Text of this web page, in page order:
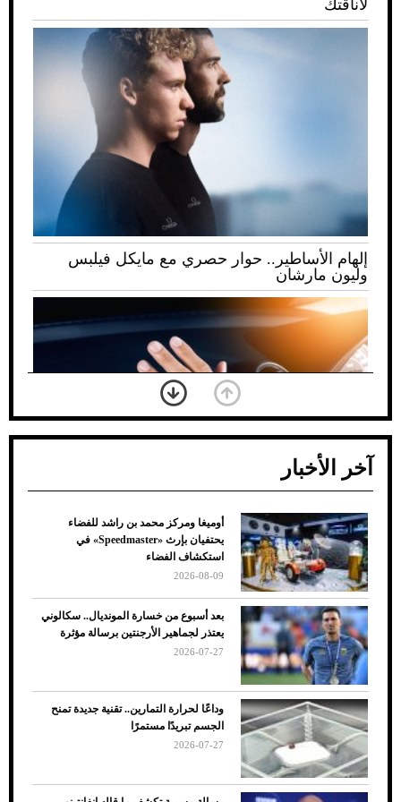
لأناقتك
إلهام الأساطير.. حوار حصري مع مايكل فيلبس
وليون مارشان
ضعف تبريد مكيف السيارة عند الوقوف.. أشهر
الأسباب والحلول
7 نصائح لاختيار لون البنطلون المناسب للقميص
آخر الأخبار
أوميغا ومركز محمد بن راشد للفضاء
يحتفيان بإرث «Speedmaster» في
استكشاف الفضاء
2026-08-09
بعد أسبوع من خسارة المونديال.. سكالوني
يعتذر لجماهير الأرجنتين برسالة مؤثرة
2026-07-27
وداعًا لحرارة التمارين.. تقنية جديدة تمنح
الجسم تبريدًا مستمرًا
2026-07-27